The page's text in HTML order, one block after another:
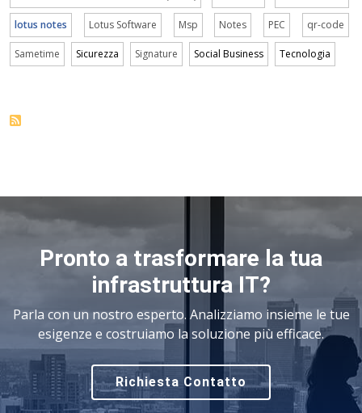
lotus notes Lotus Software Msp Notes PEC qr-code
Sametime Sicurezza Signature Social Business Tecnologia
Pronto a trasformare la tua
infrastruttura IT?
Parla con un nostro esperto. Analizziamo insieme le tue
esigenze e costruiamo la soluzione più efficace.
Richiesta Contatto